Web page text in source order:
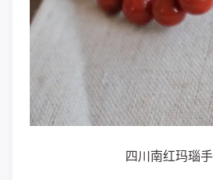
四川南红玛瑙